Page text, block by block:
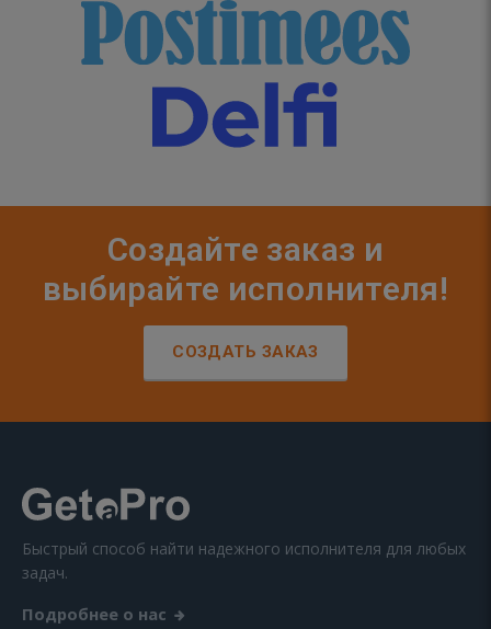
Создайте заказ и
выбирайте исполнителя!
СОЗДАТЬ ЗАКАЗ
Быстрый способ найти надежного исполнителя для любых
задач.
Подробнее о нас